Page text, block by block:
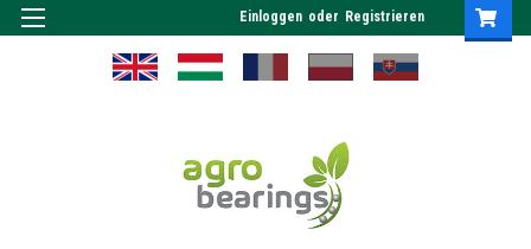
Einloggen oder Registrieren